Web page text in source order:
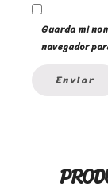
Guarda mi
navegador